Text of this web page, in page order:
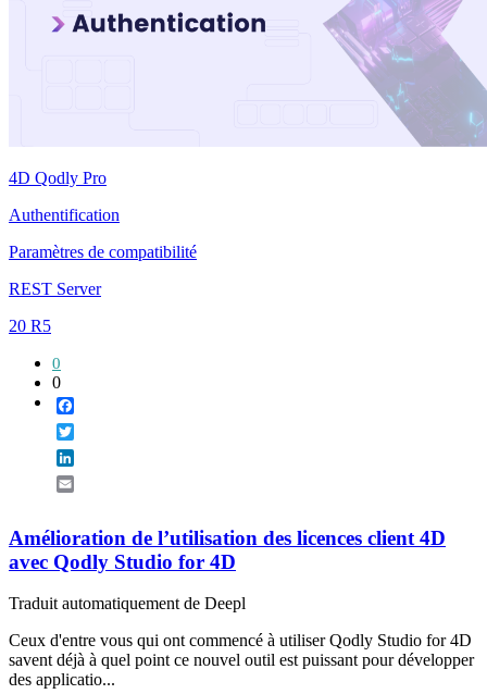
4D Qodly Pro
Authentification
Paramètres de compatibilité
REST Server
20 R5
0
0
Amélioration de l’utilisation des licences client 4D
avec Qodly Studio for 4D
Traduit automatiquement de Deepl
Ceux d'entre vous qui ont commencé à utiliser Qodly Studio for 4D
savent déjà à quel point ce nouvel outil est puissant pour développer
des applicatio...